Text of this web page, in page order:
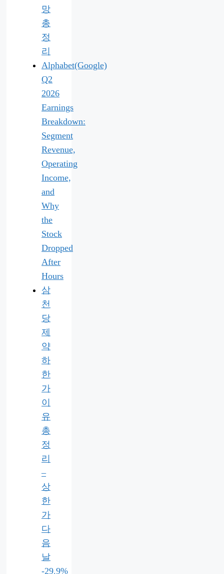
망
총
정
리
Alphabet(Google)
Q2
2026
Earnings
Breakdown:
Segment
Revenue,
Operating
Income,
and
Why
the
Stock
Dropped
After
Hours
삼
천
당
제
약
하
한
가
이
유
총
정
리
–
상
한
가
다
음
날
-29.9%